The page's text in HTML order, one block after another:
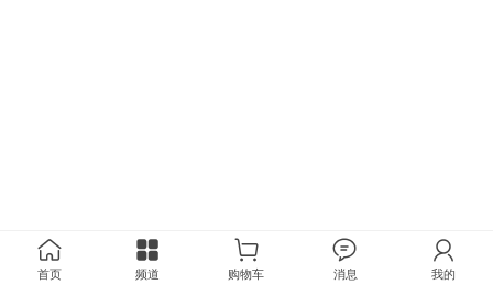
首页 频道 购物车 消息 我的